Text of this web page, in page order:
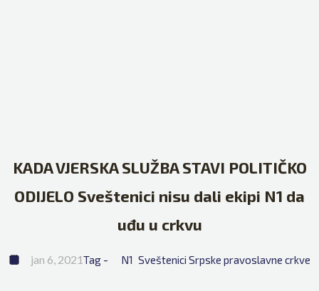
KADA VJERSKA SLUŽBA STAVI POLITIČKO
ODIJELO Sveštenici nisu dali ekipi N1 da
uđu u crkvu
jan 6, 2021Tag - N1 Sveštenici Srpske pravoslavne crkve